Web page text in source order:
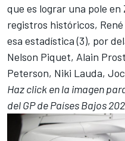
que es lograr una pole
registros históricos,
esa estadística (3), por
Nelson Piquet, Alain
Peterson, Niki Lauda,
Haz click en la imagen
del GP de Países Bajos